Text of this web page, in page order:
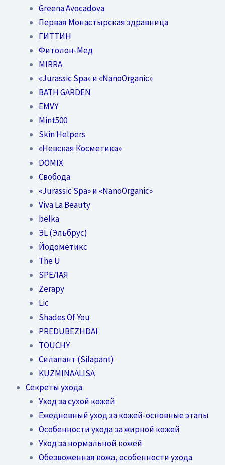
Greena Avocadova
Первая Монастырская здравница
ГИТТИН
Фитолон-Мед
MIRRA
«Jurassic Spa» и «NanoOrganic»
BATH GARDEN
EMVY
Mint500
Skin Helpers
«Невская Косметика»
DOMIX
Свобода
«Jurassic Spa» и «NanoOrganic»
Viva La Beauty
belka
ЭL (Эльбрус)
Йодометикс
The U
SPEЛАЯ
Zerapy
Lic
Shades Of You
PREDUBEZHDAI
TOUCHY
Силапант (Silapant)
KUZMINAALISA
Секреты ухода
Уход за сухой кожей
Ежедневный уход за кожей-основные этапы
Особенности ухода за жирной кожей
Уход за нормальной кожей
Обезвоженная кожа, особенности ухода